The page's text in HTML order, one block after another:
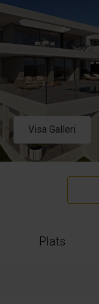
Visa Galleri
Plats